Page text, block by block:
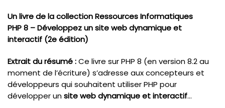
Un livre de la collection Ressources Informatiques
PHP 8 – Développez un site web dynamique et
interactif (2e édition)
Extrait du résumé :Ce livre sur PHP 8 (en version 8.2 au
moment de l’écriture) s’adresse aux concepteurs et
développeurs qui souhaitent utiliser PHP pour
développer unsite web dynamique et interactif…